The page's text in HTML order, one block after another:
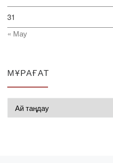
31
« Мау
МҰРАҒАТ